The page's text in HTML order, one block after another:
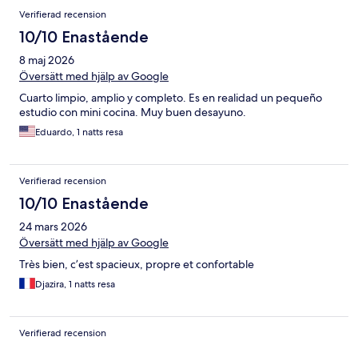
Verifierad recension
10/10 Enastående
8 maj 2026
Översätt med hjälp av Google
Cuarto limpio, amplio y completo. Es en realidad un pequeño
estudio con mini cocina. Muy buen desayuno.
Eduardo, 1 natts resa
Verifierad recension
10/10 Enastående
24 mars 2026
Översätt med hjälp av Google
Très bien, c’est spacieux, propre et confortable
Djazira, 1 natts resa
Verifierad recension